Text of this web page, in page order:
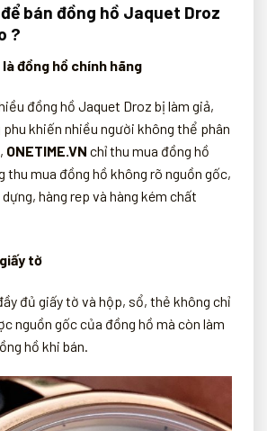
bán đồng hồ Jaquet Droz
?
là đồng hồ chính hãng
đồng hồ Jaquet Droz bị làm giả,
khiến nhiều người không thể phân
ONETIME.VN chỉ thu mua đồng hồ
thu mua đồng hồ không rõ nguồn gốc,
hàng rep và hàng kém chất
tờ
đủ giấy tờ và hộp, sổ, thẻ không chỉ
nguồn gốc của đồng hồ mà còn làm
hồ khi bán.